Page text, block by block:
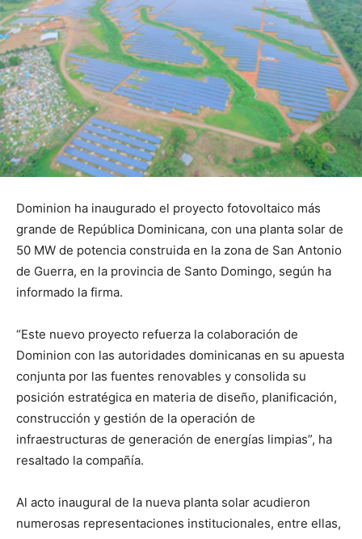
Dominion ha inaugurado el proyecto fotovoltaico más
grande de República Dominicana, con una planta solar de
50 MW de potencia construida en la zona de San Antonio
de Guerra, en la provincia de Santo Domingo, según ha
informado la firma.
“Este nuevo proyecto refuerza la colaboración de
Dominion con las autoridades dominicanas en su apuesta
conjunta por las fuentes renovables y consolida su
posición estratégica en materia de diseño, planificación,
construcción y gestión de la operación de
infraestructuras de generación de energías limpias”, ha
resaltado la compañía.
Al acto inaugural de la nueva planta solar acudieron
numerosas representaciones institucionales, entre ellas,